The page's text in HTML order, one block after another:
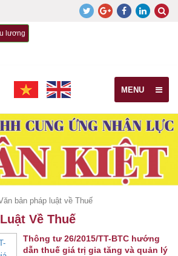
lương
MENU
bản pháp luật về Thuế
Về Thuế
Thông tư 26/2015/TT-BTC hướng
dẫn thuế giá trị gia tăng và quản lý